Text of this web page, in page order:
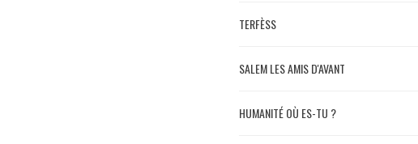
TERFÈSS
SALEM LES AMIS D'AVANT
HUMANITÉ OÙ ES-TU ?